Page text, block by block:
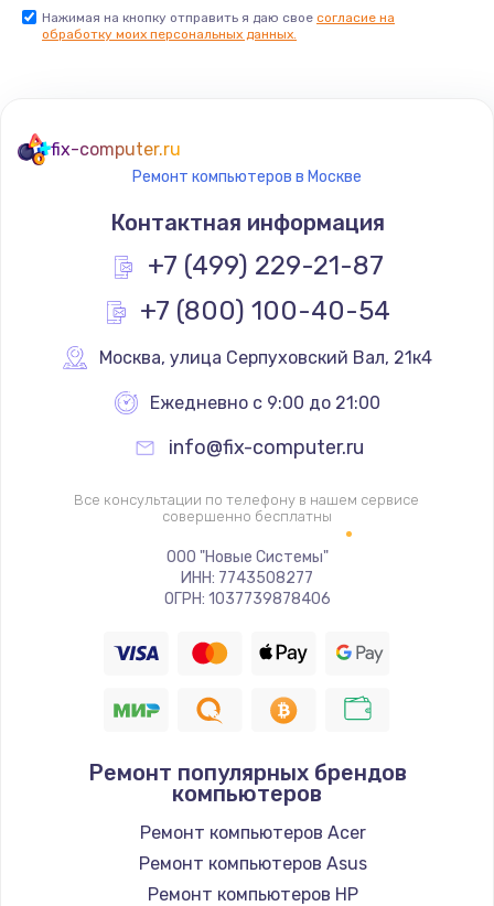
Заказать
Замена SSD
1520 руб.
Заказать
Настройка BIOS
Ремонт подсветки
1195 руб.
Заказать
Настройка ОС
1160 руб.
995 руб.
Замена южного моста
2750 руб.
Заказать
Нажимая на кнопку отправить я даю свое согласие на
обработку моих персональных данных.
fix-computer.ru
Ремонт компьютеров в Москве
Контактная информация
+7 (499) 229-21-87
+7 (800) 100-40-54
Москва, улица Серпуховский Вал, 21к4
Ежедневно с 9:00 до 21:00
info@fix-computer.ru
Все консультации по телефону в нашем сервисе
совершенно бесплатны
ООО "Новые Системы"
ИНН: 7743508277
ОГРН: 1037739878406
Ремонт популярных брендов
компьютеров
Ремонт компьютеров Acer
Ремонт компьютеров Asus
Ремонт компьютеров HP